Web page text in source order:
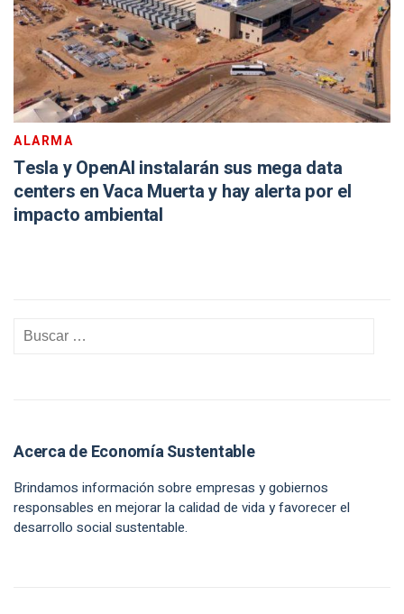
ALARMA
Tesla y OpenAI instalarán sus mega data
centers en Vaca Muerta y hay alerta por el
impacto ambiental
Acerca de Economía Sustentable
Brindamos información sobre empresas y gobiernos
responsables en mejorar la calidad de vida y favorecer el
desarrollo social sustentable.